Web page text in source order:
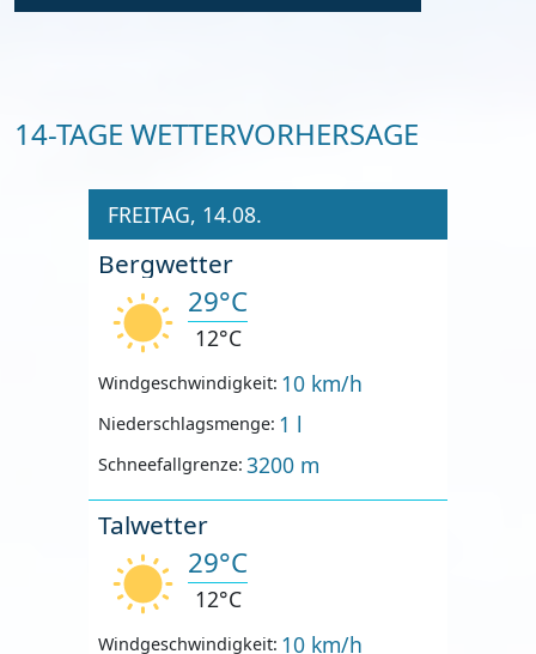
14-TAGE WETTERVORHERSAGE
FREITAG, 14.08.
Bergwetter
29°C
12°C
Windgeschwindigkeit: 10 km/h
Niederschlagsmenge: 1 l
Schneefallgrenze: 3200 m
Talwetter
29°C
12°C
Windgeschwindigkeit: 10 km/h